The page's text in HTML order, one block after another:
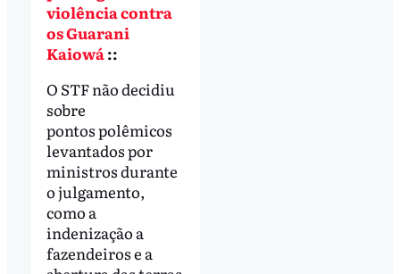
violência contra
os Guarani
Kaiowá::
O STF não decidiu
sobre
pontos polêmicos
levantados por
ministros durante
o julgamento,
como a
indenização a
fazendeiros e a